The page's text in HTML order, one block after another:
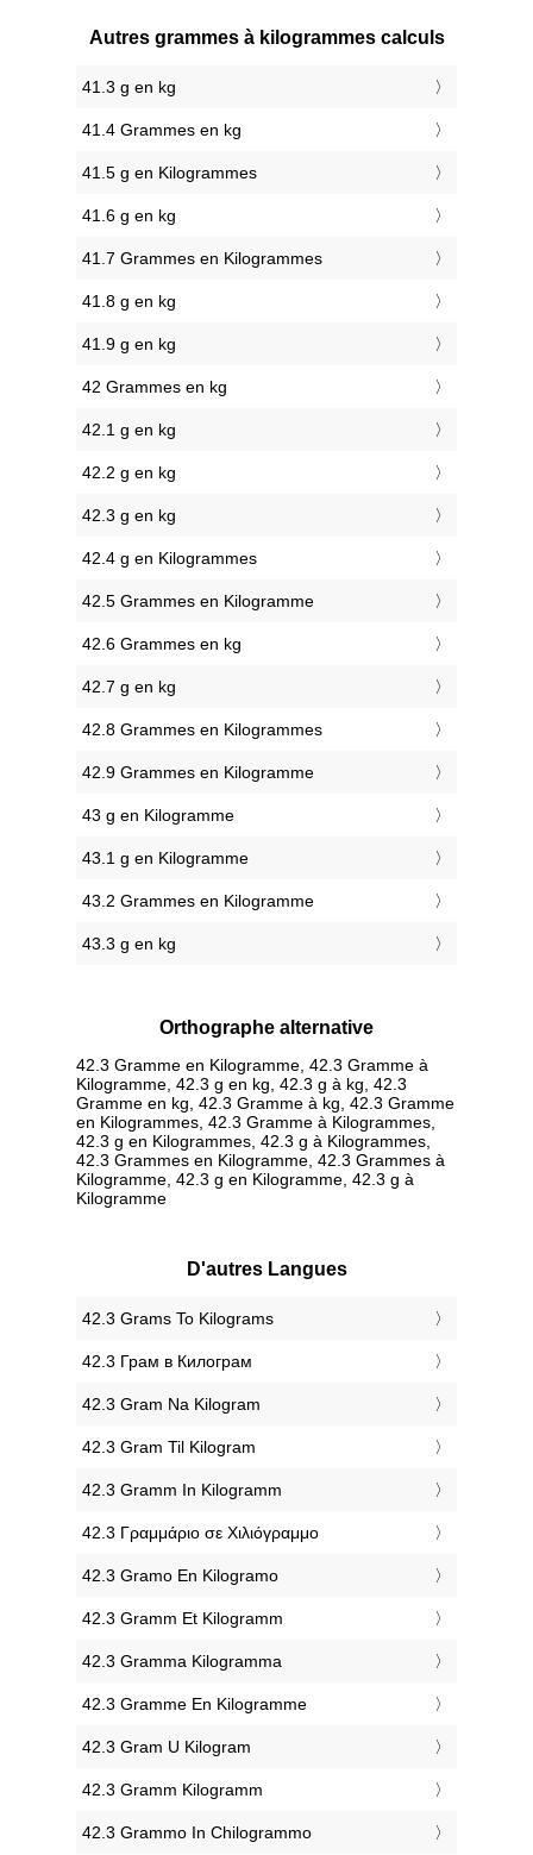
Autres grammes à kilogrammes calculs
41.3 g en kg
41.4 Grammes en kg
41.5 g en Kilogrammes
41.6 g en kg
41.7 Grammes en Kilogrammes
41.8 g en kg
41.9 g en kg
42 Grammes en kg
42.1 g en kg
42.2 g en kg
42.3 g en kg
42.4 g en Kilogrammes
42.5 Grammes en Kilogramme
42.6 Grammes en kg
42.7 g en kg
42.8 Grammes en Kilogrammes
42.9 Grammes en Kilogramme
43 g en Kilogramme
43.1 g en Kilogramme
43.2 Grammes en Kilogramme
43.3 g en kg
Orthographe alternative
42.3 Gramme en Kilogramme, 42.3 Gramme à
Kilogramme, 42.3 g en kg, 42.3 g à kg, 42.3
Gramme en kg, 42.3 Gramme à kg, 42.3 Gramme
en Kilogrammes, 42.3 Gramme à Kilogrammes,
42.3 g en Kilogrammes, 42.3 g à Kilogrammes,
42.3 Grammes en Kilogramme, 42.3 Grammes à
Kilogramme, 42.3 g en Kilogramme, 42.3 g à
Kilogramme
D'autres Langues
‎42.3 Grams To Kilograms
‎42.3 Грам в Килограм
‎42.3 Gram Na Kilogram
‎42.3 Gram Til Kilogram
‎42.3 Gramm In Kilogramm
‎42.3 Γραμμάριο σε Χιλιόγραμμο
‎42.3 Gramo En Kilogramo
‎42.3 Gramm Et Kilogramm
‎42.3 Gramma Kilogramma
‎42.3 Gramme En Kilogramme
‎42.3 Gram U Kilogram
‎42.3 Gramm Kilogramm
‎42.3 Grammo In Chilogrammo